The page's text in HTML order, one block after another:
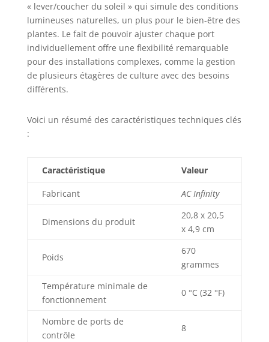
« lever/coucher du soleil » qui simule des conditions
lumineuses naturelles, un plus pour le bien-être des
plantes. Le fait de pouvoir ajuster chaque port
individuellement offre une flexibilité remarquable
pour des installations complexes, comme la gestion
de plusieurs étagères de culture avec des besoins
différents.
Voici un résumé des caractéristiques techniques clés
:
Caractéristique Valeur
Fabricant AC Infinity
Dimensions du produit
20,8 x 20,5
x 4,9 cm
Poids
670
grammes
Température minimale de
fonctionnement
0 °C (32 °F)
Nombre de ports de
contrôle
8